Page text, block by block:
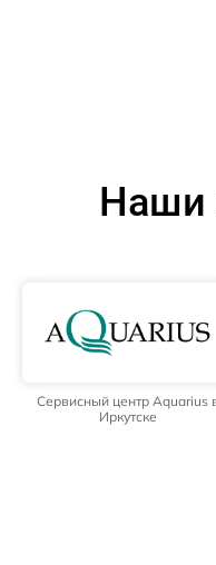
Наши
Сервисный центр Aquarius
Иркутске